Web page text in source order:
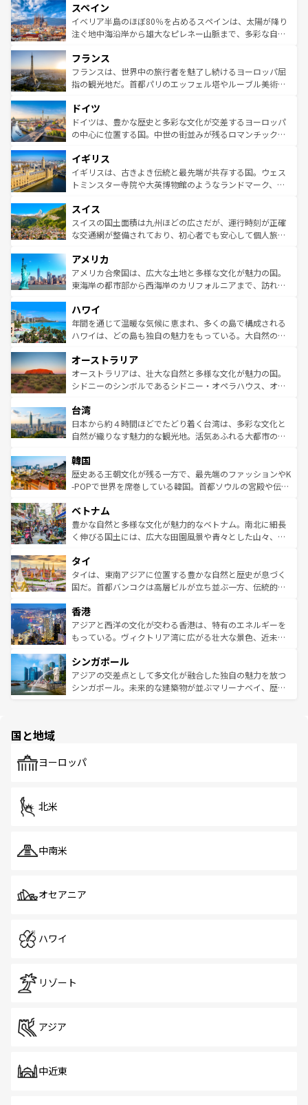
ろん、トスカーナの美しい田園風景やアマルフィ海岸の絶
景など、自然景観も見逃せない。観光の合間には、本場の
ピザやパスタなど、絶品のイタリア料理を堪能することも
ませてくれるイタリアで、忘れられない旅をしてみよう！
なお、新着のイタリア情報はコンテンツ一覧 を参照してほ
しい。
スペイン
イベリア半島のほぼ80％を占めるスペインは、太陽が降り
注ぐ地中海沿岸から雄大なピレネー山脈まで、多彩な自然
文化が根付くこの国では、情熱的なフラメンコ、熱気あふ
れる闘牛、そして美味しいタパスが生活の一部となってい
る。首都マドリードの洗練された雰囲気や、バルセロナの
の城塞都市、穏やかなビーチリゾートまで多彩な表情を見
せる。地方によって風土や気候が異なるスペインはその個
性で訪れる人を魅了する。 なお、新着のスペイン情報はコ
フランス
フランスは、世界中の旅行者を魅了し続けるヨーロッパ屈
指の観光地だ。首都パリのエッフェル塔やルーブル美術館
で、幅広い魅力が詰まっている。華麗な宮殿、歴史的な大
聖堂、美しいビーチ、そして豊かな自然が、訪れる者を心
から魅了する。また、フランスは美食の国としても知ら
いる。シャンパンの発祥地であるランス、プロヴァンスの
香り高いラベンダー畑など、多彩な楽しみ方が可能だ。さ
らに、パリ以外の地域にも魅力が溢れており、どの街角に
れる地方に足を運ぶとそれぞれで全く異なる文化を体験で
きるだろう。 なお、新着のフランス情報はコンテンツ一覧
を参照してほしい。
ドイツ
ドイツは、豊かな歴史と多彩な文化が交差するヨーロッパ
の中心に位置する国。中世の街並みが残るロマンチック街
顔を持つこの国は、どこを歩いても飽きることがない。ベ
ルリンの文化的活気、バイエルン州のアルプスの絶景、そ
してライン川沿いのワイン畑といった風景は必見。ビール
は、お酒好きな人にはぜひ体験してほしい。 なお、新着の
ドイツ情報はコンテンツ一覧を参照してほしい。
イギリス
イギリスは、古きよき伝統と最先端が共存する国。ウェス
トミンスター寺院や大英博物館のようなランドマーク、歴
リアごとに異なる魅力がある。また、優雅なアフタヌーン
ティー、ビール好きにはたまらない英国パブ、サッカー観
戦など、本場だからこそできる体験も豊富。イギリスを旅
ンツ一覧を参照してほしい。
スイス
スイスの国土面積は九州ほどの広さだが、運行時刻が正確
な交通網が整備されており、初心者でも安心して個人旅行
の建物がそのまま残る町や、スイスならではのユニークな
博物館もあり、アルプス観光だけでなく町歩きも満喫する
ことができる。国民の所得が高いため物価も高いが、旅行
ば市内交通費無料で観光を楽しむこともできる。 なお、新
着のスイス情報はコンテンツ一覧 を参照してほしい。
アメリカ
アメリカ合衆国は、広大な土地と多様な文化が魅力の国。
東海岸の都市部から西海岸のカリフォルニアまで、訪れる
のような巨大都市は、観光、ショッピング、エンターテイ
ンメントが詰まった刺激的なスポットだ。一方、アメリカ
西部には大自然が広がり、グランドキャニオンやイエロー
部のニューオーリンズでは、音楽と美食が融合した独特の
文化が魅力。旅行者はアメリカの各地域で異なる魅力を楽
しみながら、その多様性と豊かな歴史を感じることができ
ならではの贅沢な旅のスタイルだ。 なお、新着のアメリカ
情報はコンテンツ一覧を参照してほしい。
ハワイ
年間を通じて温暖な気候に恵まれ、多くの島で構成される
ハワイは、どの島も独自の魅力をもっている。大自然の神
ワイ島は見逃せない。また、定番の観光地といえばオアフ
島だが、静かな自然を求めるならマウイ島やカウアイ島が
おすすめ。エメラルドグリーンに輝く海をはじめ、豊かな
れるおもてなしの心で訪れる人々を迎えてくれるハワイの
人々、おいしいローカルフードやハワイアンミュージッ
ク、伝統的なフラダンスなど、すべてがハワイの魅力を彩
ワイを、存分に味わってほしい。 なお、新着のハワイ情報
はコンテンツ一覧を参照してほしい。
オーストラリア
オーストラリアは、壮大な自然と多様な文化が魅力の国。
シドニーのシンボルであるシドニー・オペラハウス、オー
リアリーフや大陸中央部にそびえるウルル（エアーズロッ
ク）、タスマニアの美しい原生林やケアンズの熱帯雨林な
ど、見どころがたくさん。また、カフェやワイン、オージ
いる。アクティビティも充実しており、サーフィンやダイ
ビング、ハイキングなど、アウトドア好きにはたまらな
い。オーストラリアの多彩な魅力を存分に味わいつくそ
参照してほしい。
台湾
日本から約４時間ほどでたどり着く台湾は、多彩な文化と
自然が織りなす魅力的な観光地。活気あふれる大都市の台
ン）、静ひつな山岳地帯である台湾東部など、都市の喧騒
と山間の静けさが共存しており、訪れる人に新しい発見と
驚きをもたらしてくれる。また、奥深い台湾の食文化も魅
容にもいいと評判のスイーツなど、バラエティ豊かな料理
が味わえる。 なお、新着の台湾情報は コンテンツ一覧を参
照してほしい。
韓国
歴史ある王朝文化が残る一方で、最先端のファッションやK
-POPで世界を席巻している韓国。首都ソウルの宮殿や伝統
き、地方に足を延ばせば四季折々の自然美を楽しむことが
できる。そして、キムチや焼肉、絶品のストリートフード
まで、さまざまな韓国料理が待っている。夜には、韓国な
リティに包まれながら、韓国の多彩な魅力を心ゆくまで味
わってみてほしい。 なお、新着の韓国情報はコンテンツ一
覧を参照してほしい。
ベトナム
豊かな自然と多様な文化が魅力的なベトナム。南北に細長
く伸びる国土には、広大な田園風景や青々とした山々、世
急速な発展と共に伝統が息づく。ハノイの古い町並みやホ
ーチミン市のフランス統治時代の建物も、独特の雰囲気を
醸し出している。また、バラエティの豊かさとおいしさで
とつ。フォーやバインミー、ベトナムコーヒーなどは、ぜ
ひ現地で味わいたい。どの地域を訪れてもあたたかい人々
が旅行者を迎えてくれるので、きっと忘れられない旅にな
参照してほしい。
タイ
タイは、東南アジアに位置する豊かな自然と歴史が息づく
国だ。首都バンコクは高層ビルが立ち並ぶ一方、伝統的な
の活気が交差している。北部ではチェンマイなどの山岳地
帯で自然と触れ合い、南部ではプーケットやクラビの美し
いビーチでリゾート気分を楽しむことができる。タイ料理
激する。気候は一年中温暖で、どの季節にも異なる楽しみ
が待っている。親しみやすいタイの人々、仏教を中心とし
た文化、そして多様な観光資源が、訪れる旅人を魅了し続
香港
アジアと西洋の文化が交わる香港は、特有のエネルギーを
もっている。ヴィクトリア湾に広がる壮大な景色、近未来
み、どこを訪れても感動するはず。観光スポットが密集し
ており、効率よく見どころを回れるのも魅力。息をのむよ
うな絶景から文化的な体験まで、香港を存分に楽しみ尽く
シンガポール
アジアの交差点として多文化が融合した独自の魅力を放つ
シンガポール。未来的な建築物が並ぶマリーナベイ、歴史
で、ホーカーズは地元の風情を楽しめる外せないスポット
国と地域
ヨーロッパ
北米
中南米
オセアニア
ハワイ
リゾート
アジア
中近東